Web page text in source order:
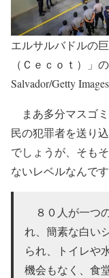
エルサルバドルの
（Ｃｅｃｏｔ）」
Salvador/Getty Images
まあ多分マスゴ
民の犯罪者を送り
でしょうが、そも
ないレベルなんで
８０人が一つ
れ、簡素な白い
られ、トイレや
機会もなく、食